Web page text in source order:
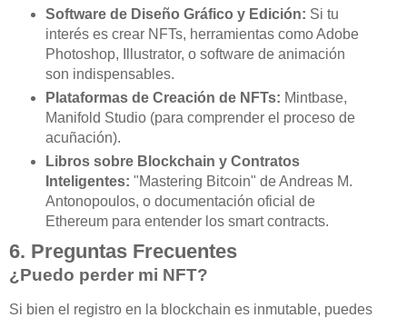
Software de Diseño Gráfico y Edición: Si tu
interés es crear NFTs, herramientas como Adobe
Photoshop, Illustrator, o software de animación
son indispensables.
Plataformas de Creación de NFTs: Mintbase,
Manifold Studio (para comprender el proceso de
acuñación).
Libros sobre Blockchain y Contratos
Inteligentes: "Mastering Bitcoin" de Andreas M.
Antonopoulos, o documentación oficial de
Ethereum para entender los smart contracts.
6. Preguntas Frecuentes
¿Puedo perder mi NFT?
Si bien el registro en la blockchain es inmutable, puedes